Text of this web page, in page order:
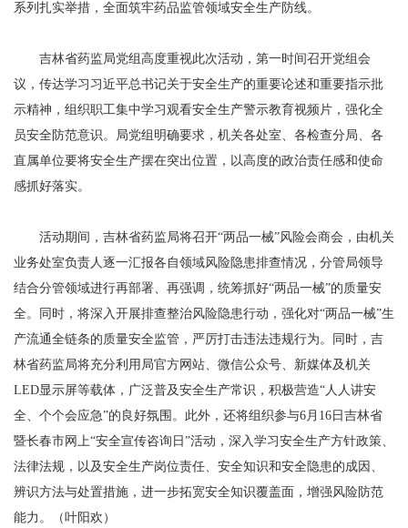
系列扎实举措，全面筑牢药品监管领域安全生产防线。
吉林省药监局党组高度重视此次活动，第一时间召开党组会
议，传达学习习近平总书记关于安全生产的重要论述和重要指示批
示精神，组织职工集中学习观看安全生产警示教育视频片，强化全
员安全防范意识。局党组明确要求，机关各处室、各检查分局、各
直属单位要将安全生产摆在突出位置，以高度的政治责任感和使命
感抓好落实。
活动期间，吉林省药监局将召开“两品一械”风险会商会，由机关
业务处室负责人逐一汇报各自领域风险隐患排查情况，分管局领导
结合分管领域进行再部署、再强调，统筹抓好“两品一械”的质量安
全。同时，将深入开展排查整治风险隐患行动，强化对“两品一械”生
产流通全链条的质量安全监管，严厉打击违法违规行为。同时，吉
林省药监局将充分利用局官方网站、微信公众号、新媒体及机关
LED显示屏等载体，广泛普及安全生产常识，积极营造“人人讲安
全、个个会应急”的良好氛围。此外，还将组织参与6月16日吉林省
暨长春市网上“安全宣传咨询日”活动，深入学习安全生产方针政策、
法律法规，以及安全生产岗位责任、安全知识和安全隐患的成因、
辨识方法与处置措施，进一步拓宽安全知识覆盖面，增强风险防范
能力。（叶阳欢）